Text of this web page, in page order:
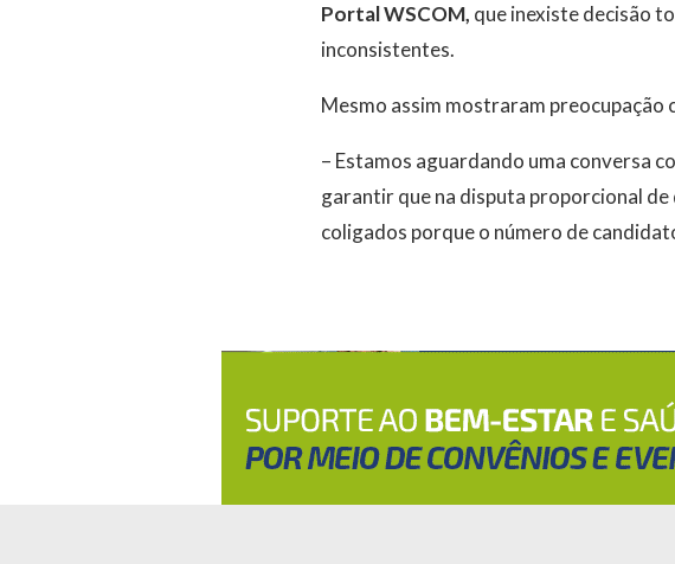
Portal WSCOM, que inexiste decisão
inconsistentes.
Mesmo assim mostraram preocupação
– Estamos aguardando uma conversa
garantir que na disputa proporcional
coligados porque o número de